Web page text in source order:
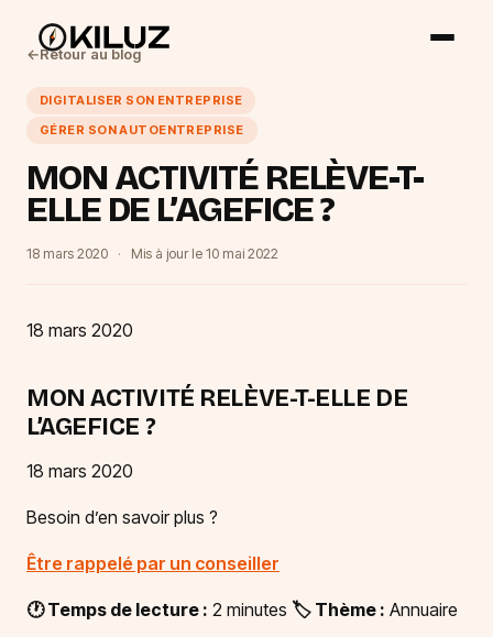
←Retour au blog
DIGITALISER SON ENTREPRISE
GÉRER SON AUTOENTREPRISE
MON ACTIVITÉ RELÈVE-T-
ELLE DE L’AGEFICE ?
18 mars 2020 · Mis à jour le 10 mai 2022
18 mars 2020
MON ACTIVITÉ RELÈVE-T-ELLE DE
L’AGEFICE ?
18 mars 2020
Besoin d’en savoir plus ?
Être rappelé par un conseiller
🕐 Temps de lecture : 2 minutes 🏷️ Thème : Annuaire